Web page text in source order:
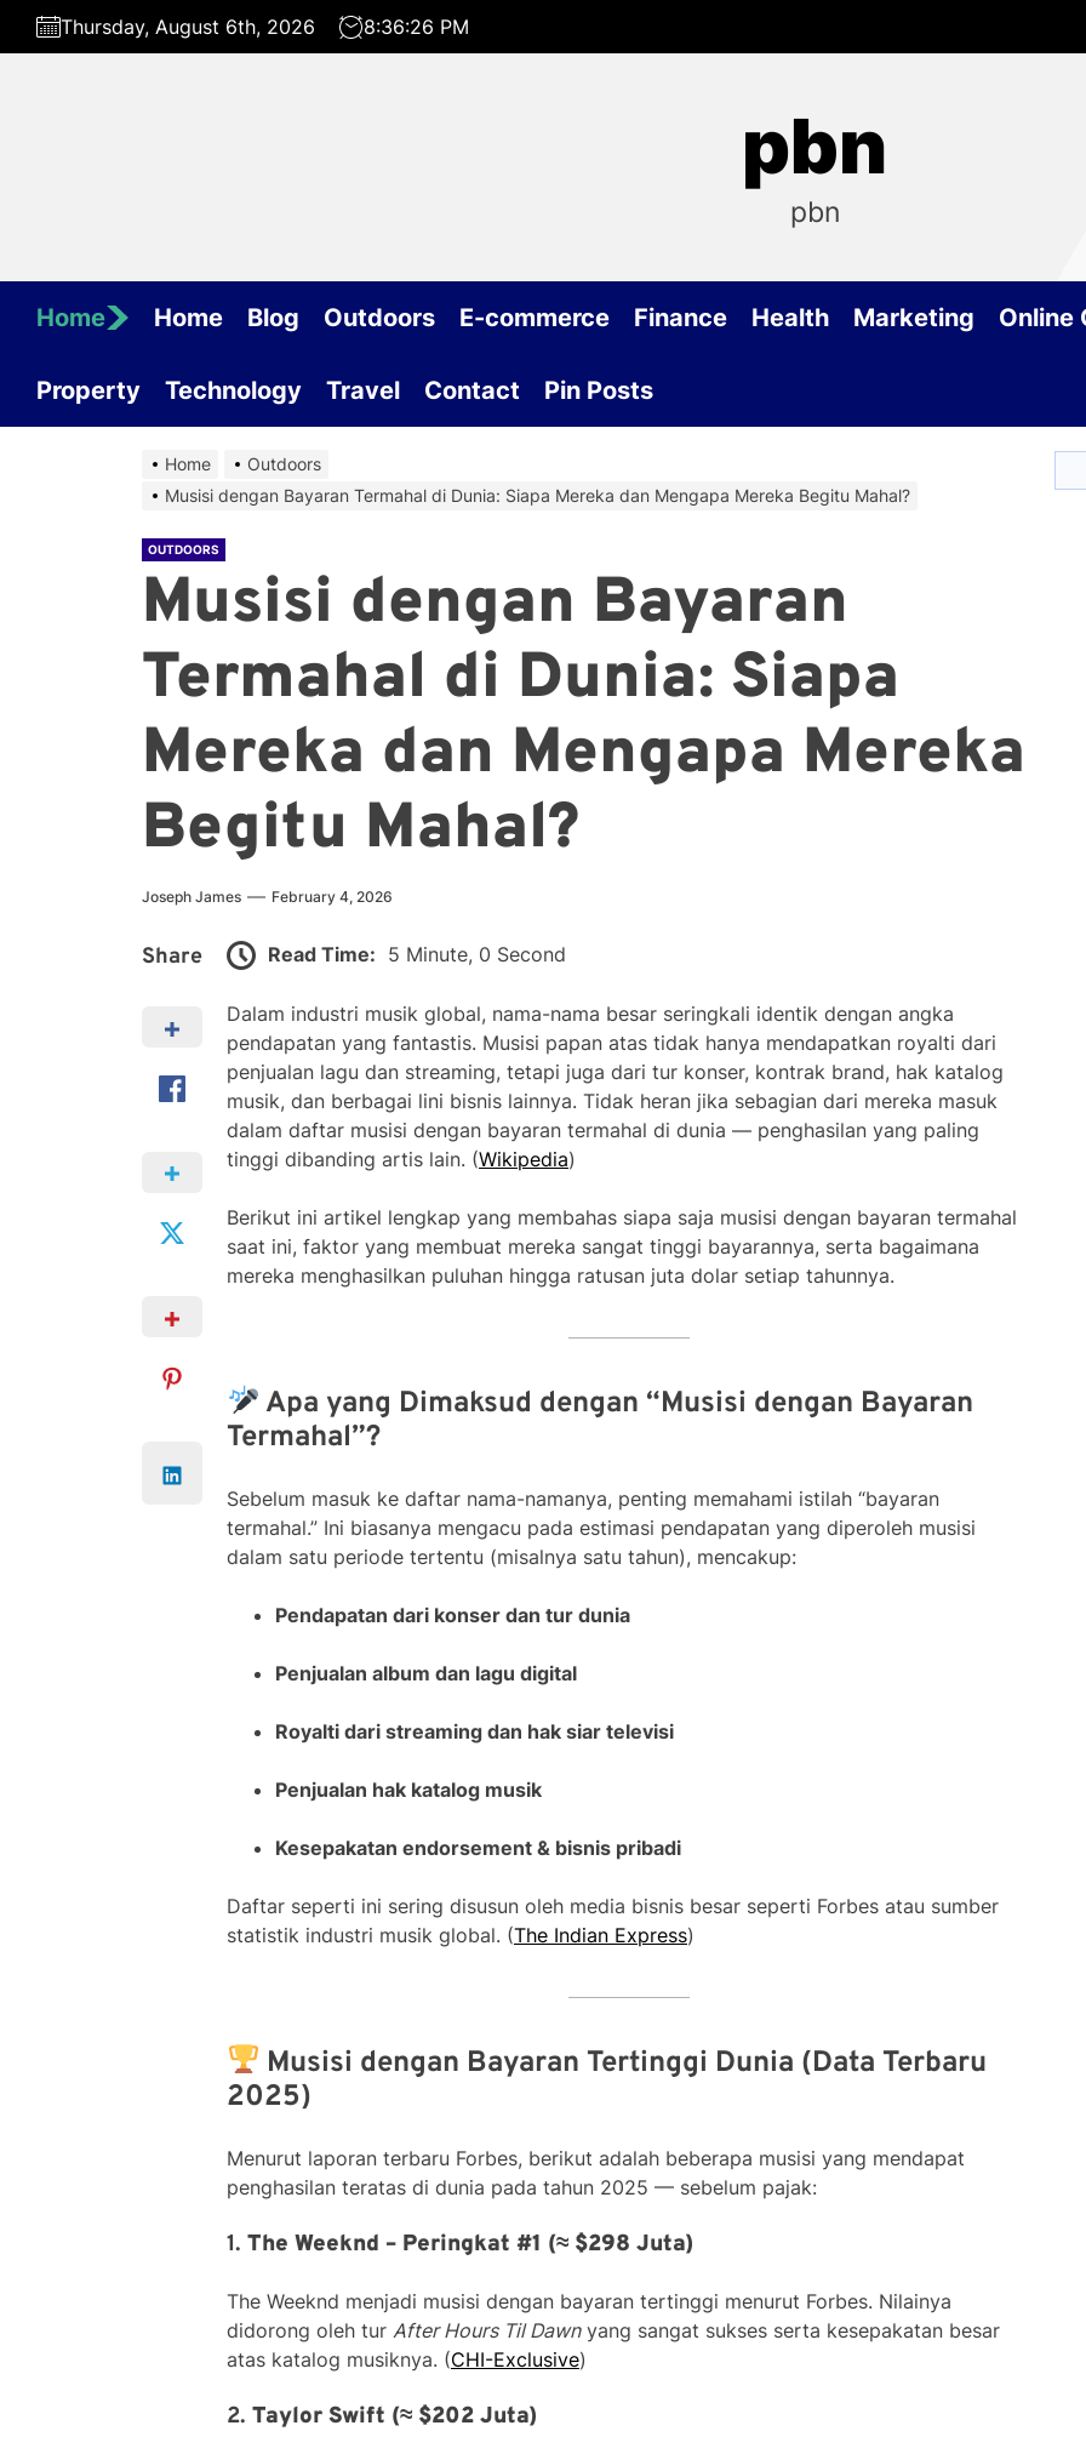
Skip
Thursday, August 6th, 2026 8:36:27 PM
pbn
pbn
Home Home Blog Outdoors E-commerce Finance Health Marketing Online
Property Technology Travel Contact Pin Posts
Home
Outdoors
Musisi dengan Bayaran Termahal di Dunia: Siapa Mereka dan Mengapa Mereka Begitu Mahal?
OUTDOORS
Musisi dengan Bayaran
Termahal di Dunia: Siapa
Mereka dan Mengapa Mereka
Begitu Mahal?
Joseph James February 4, 2026
Share Read Time: 5 Minute, 0 Second
Dalam industri musik global, nama-nama besar seringkali identik dengan angka
pendapatan yang fantastis. Musisi papan atas tidak hanya mendapatkan royalti dari
penjualan lagu dan streaming, tetapi juga dari tur konser, kontrak brand, hak katalog
musik, dan berbagai lini bisnis lainnya. Tidak heran jika sebagian dari mereka masuk
dalam daftar musisi dengan bayaran termahal di dunia — penghasilan yang paling
tinggi dibanding artis lain. (Wikipedia)
Berikut ini artikel lengkap yang membahas siapa saja musisi dengan bayaran termahal
saat ini, faktor yang membuat mereka sangat tinggi bayarannya, serta bagaimana
mereka menghasilkan puluhan hingga ratusan juta dolar setiap tahunnya.
Apa yang Dimaksud dengan “Musisi dengan Bayaran
Termahal”?
Sebelum masuk ke daftar nama-namanya, penting memahami istilah “bayaran
termahal.” Ini biasanya mengacu pada estimasi pendapatan yang diperoleh musisi
dalam satu periode tertentu (misalnya satu tahun), mencakup:
Pendapatan dari konser dan tur dunia
Penjualan album dan lagu digital
Royalti dari streaming dan hak siar televisi
Penjualan hak katalog musik
Kesepakatan endorsement & bisnis pribadi
Daftar seperti ini sering disusun oleh media bisnis besar seperti Forbes atau sumber
statistik industri musik global. (The Indian Express)
Musisi dengan Bayaran Tertinggi Dunia (Data Terbaru
2025)
Menurut laporan terbaru Forbes, berikut adalah beberapa musisi yang mendapat
penghasilan teratas di dunia pada tahun 2025 — sebelum pajak:
1. The Weeknd – Peringkat #1 (≈ $298 Juta)
The Weeknd menjadi musisi dengan bayaran tertinggi menurut Forbes. Nilainya
didorong oleh tur After Hours Til Dawnyang sangat sukses serta kesepakatan besar
atas katalog musiknya. (CHI-Exclusive)
2. Taylor Swift (≈ $202 Juta)